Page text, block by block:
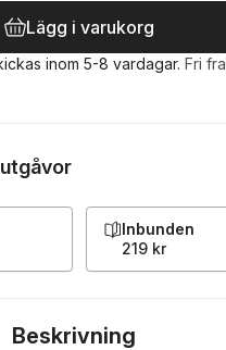
Lägg i varukorg
inom 5-8 vardagar. Fri
Inbunden
219 kr
Beskrivning